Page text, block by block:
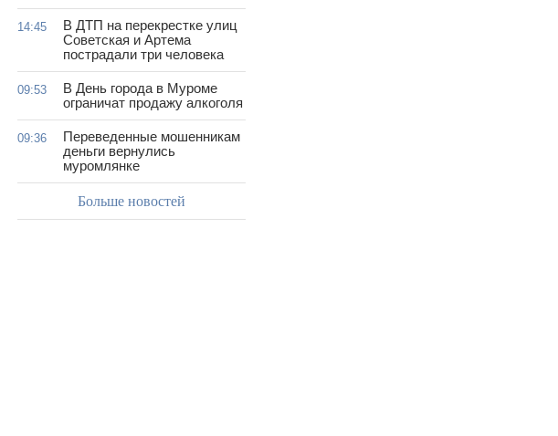
14:45
В ДТП на перекрестке улиц
Советская и Артема
пострадали три человека
09:53
В День города в Муроме
ограничат продажу алкоголя
09:36
Переведенные мошенникам
деньги вернулись
муромлянке
Больше новостей